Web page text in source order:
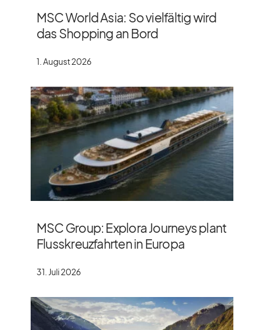
MSC World Asia: So vielfältig wird
das Shopping an Bord
1. August 2026
MSC Group: Explora Journeys plant
Flusskreuzfahrten in Europa
31. Juli 2026